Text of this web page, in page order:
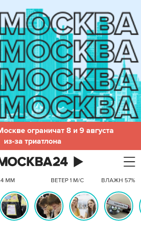
ограничат 8 и 9 августа
из-за триатлона
ММ ВЕТЕР 1 М/С ВЛАЖН 57%